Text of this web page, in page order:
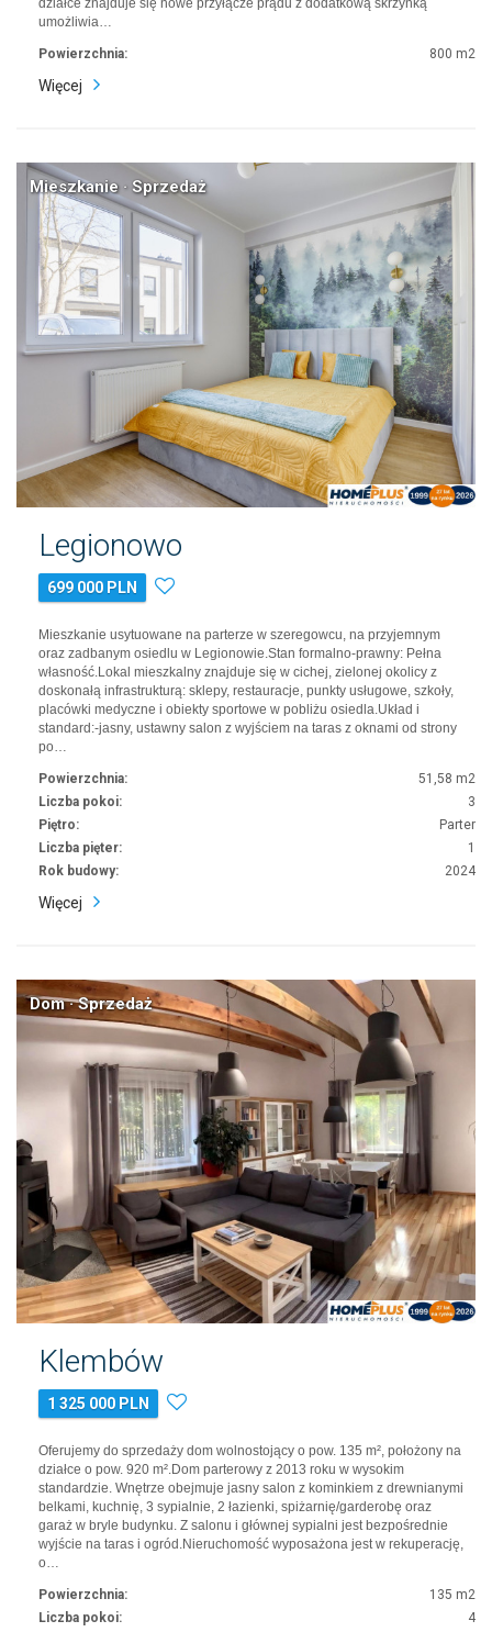
działce znajduje się nowe przyłącze prądu z dodatkową skrzynką
umożliwia…
Powierzchnia: 800 m2
Więcej
Mieszkanie · Sprzedaż
Legionowo
699 000 PLN
Mieszkanie usytuowane na parterze w szeregowcu, na przyjemnym
oraz zadbanym osiedlu w Legionowie.Stan formalno-prawny: Pełna
własność.Lokal mieszkalny znajduje się w cichej, zielonej okolicy z
doskonałą infrastrukturą: sklepy, restauracje, punkty usługowe, szkoły,
placówki medyczne i obiekty sportowe w pobliżu osiedla.Układ i
standard:-jasny, ustawny salon z wyjściem na taras z oknami od strony
po…
Powierzchnia:
51,58 m2
Liczba pokoi:
3
Piętro:
Parter
Liczba pięter:
1
Rok budowy:
2024
Więcej
Dom · Sprzedaż
Klembów
1 325 000 PLN
Oferujemy do sprzedaży dom wolnostojący o pow. 135 m², położony na
działce o pow. 920 m².Dom parterowy z 2013 roku w wysokim
standardzie. Wnętrze obejmuje jasny salon z kominkiem z drewnianymi
belkami, kuchnię, 3 sypialnie, 2 łazienki, spiżarnię/garderobę oraz
garaż w bryle budynku. Z salonu i głównej sypialni jest bezpośrednie
wyjście na taras i ogród.Nieruchomość wyposażona jest w rekuperację,
o…
Powierzchnia:
135 m2
Liczba pokoi:
4